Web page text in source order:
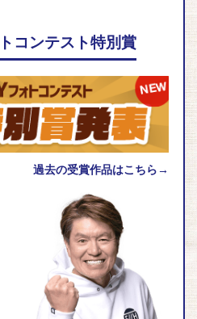
コンテスト特別賞
過去の受賞作品はこちら→